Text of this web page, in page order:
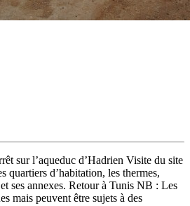
sur l’aqueduc d’Hadrien Visite du site
quartiers d’habitation, les thermes,
ses annexes. Retour à Tunis NB : Les
mais peuvent être sujets à des